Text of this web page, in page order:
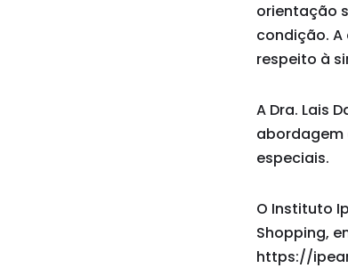
orientação
condição.
respeito à
A Dra. Lais
abordagem
especiais.
O Instituto
Shopping,
https://